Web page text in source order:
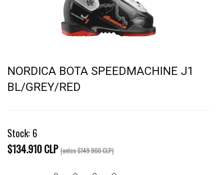
NORDICA BOTA SPEEDMACHINE J1
BL/GREY/RED
Stock: 6
$134.910 CLP (antes$149.900 CLP)